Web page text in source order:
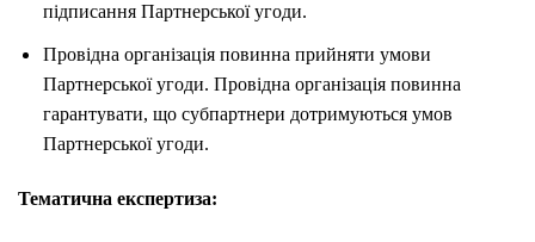
підписання Партнерської угоди.
Провідна організація повинна прийняти умови
Партнерської угоди. Провідна організація повинна
гарантувати, що субпартнери дотримуються умов
Партнерської угоди.
Тематична експертиза: